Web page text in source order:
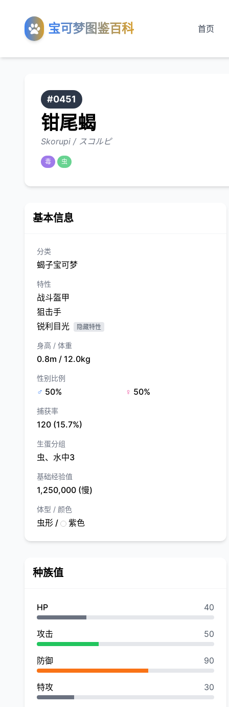
宝可梦图鉴百科 首页
#0451
钳尾蝎
Skorupi / スコルピ
毒 虫
基本信息
分类
蝎子宝可梦
特性
战斗盔甲
狙击手
锐利目光
隐藏特性
身高 / 体重
0.8m / 12.0kg
性别比例
♂ 50% ♀ 50%
捕获率
120 (15.7%)
生蛋分组
虫、水中3
基础经验值
1,250,000 (慢)
体型 / 颜色
虫形 / 紫色
种族值
HP 40
攻击 50
防御 90
特攻 30